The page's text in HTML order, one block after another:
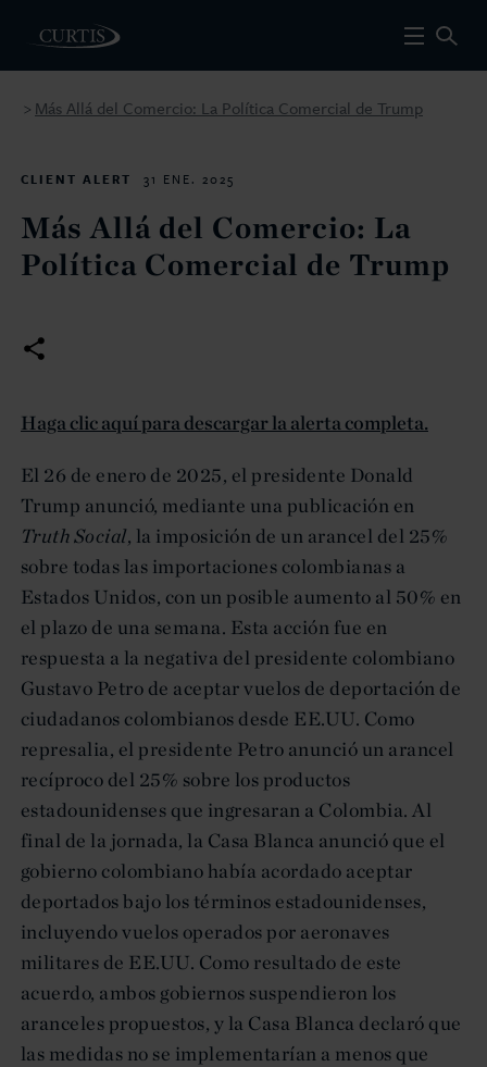
> Más Allá del Comercio: La Política Comercial de Trump
CLIENT ALERT 31 ENE. 2025
Más Allá del Comercio: La
Política Comercial de Trump
Haga clic aquí para descargar la alerta completa.
El 26 de enero de 2025, el presidente Donald
Trump anunció, mediante una publicación en
Truth Social, la imposición de un arancel del 25%
sobre todas las importaciones colombianas a
Estados Unidos, con un posible aumento al 50% en
el plazo de una semana. Esta acción fue en
respuesta a la negativa del presidente colombiano
Gustavo Petro de aceptar vuelos de deportación de
ciudadanos colombianos desde EE.UU. Como
represalia, el presidente Petro anunció un arancel
recíproco del 25% sobre los productos
estadounidenses que ingresaran a Colombia. Al
final de la jornada, la Casa Blanca anunció que el
gobierno colombiano había acordado aceptar
deportados bajo los términos estadounidenses,
incluyendo vuelos operados por aeronaves
militares de EE.UU. Como resultado de este
acuerdo, ambos gobiernos suspendieron los
aranceles propuestos, y la Casa Blanca declaró que
las medidas no se implementarían a menos que